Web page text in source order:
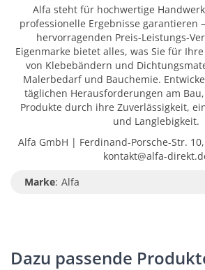
Alfa steht für hochwertige
professionelle Ergebnisse garantieren
hervorragenden Preis-Leistungs-
Eigenmarke bietet alles, was Sie für
von Klebebändern und
Malerbedarf und Bauchemie.
täglichen Herausforderungen am
Produkte durch ihre Zuverlässigkeit,
und Langlebigkeit.
Alfa GmbH | Ferdinand-Porsche-Str.
kontakt@alfa-
Marke: Alfa
Dazu passende